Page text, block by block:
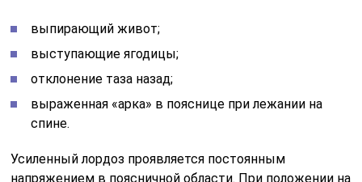
выпирающий живот;
выступающие ягодицы;
отклонение таза назад;
выраженная «арка» в пояснице при лежании на
спине.
Усиленный лордоз проявляется постоянным
напряжением в поясничной области. При положении на